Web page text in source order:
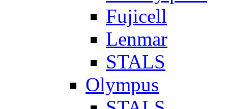
Fujicell
Lenmar
STALS
Olympus